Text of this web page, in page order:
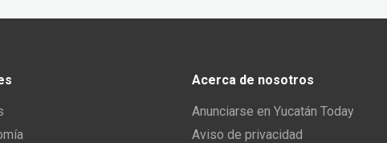
Acerca de nosotros
Anunciarse en Yucatán Today
Aviso de privacidad